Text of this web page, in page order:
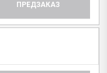
ПРЕДЗАКАЗ